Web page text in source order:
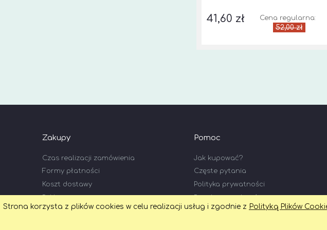
Strona korzysta z plików cookies w celu realizacji usług i zgodnie z Polityką Plików
41,60 zł Cena regularna:
52,00 zł
Zakupy
Czas realizacji zamówienia
Formy płatności
Koszt dostawy
Reklamacje i zwroty
Pomoc
Jak kupować?
Częste pytania
Polityka prywatności
Regulamin zakupów
Sklep